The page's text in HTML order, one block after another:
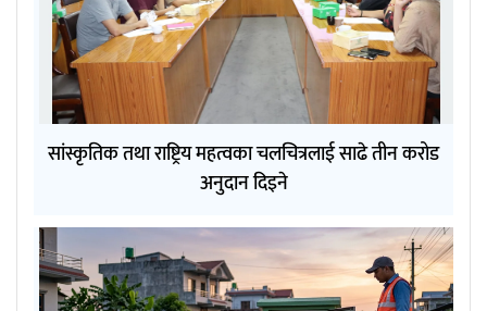
सांस्कृतिक तथा राष्ट्रिय महत्वका चलचित्रलाई साढे तीन करोड
अनुदान दिइने